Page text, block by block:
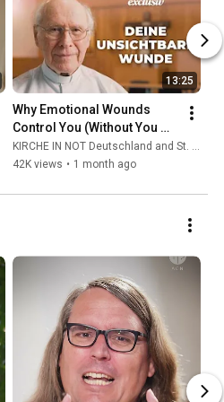
13:25
Why Emotional Wounds
Control You (Without You
Realizing It) | Father Hans
Buob
KIRCHE IN NOT Deutschland and St. Ulrich Hochaltingen
42K views • 1 month ago